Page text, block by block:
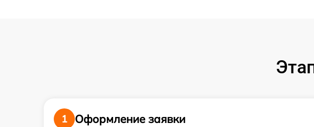
1
Оформление заявки